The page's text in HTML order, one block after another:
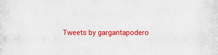
Tweets by gargantapodero